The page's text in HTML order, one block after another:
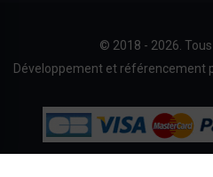
© 2018 - 2026.
Développement et référencement